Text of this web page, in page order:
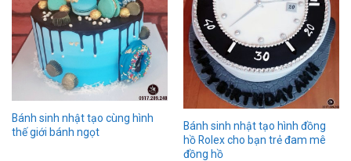
Bánh sinh nhật tạo cùng hình
thế giới bánh ngọt
Bánh sinh nhật tạo hình đồng
hồ Rolex cho bạn trẻ đam mê
đồng hồ